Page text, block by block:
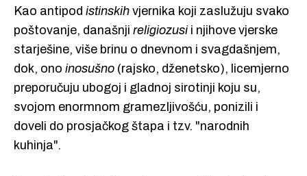
Kao antipod istinskihvjernika koji zaslužuju svako
poštovanje, današnji religiozusii njihove vjerske
starješine, više brinu o dnevnom i svagdašnjem,
dok, ono inosušno(rajsko, dženetsko), licemjerno
preporučuju ubogoj i gladnoj sirotinji koju su,
svojom enormnom gramezljivošću, ponizili i
doveli do prosjačkog štapa i tzv. "narodnih
kuhinja".